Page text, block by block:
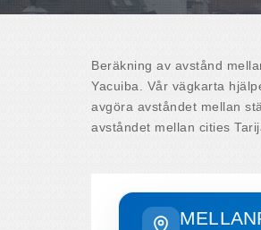
Beräkning av avstånd
Yacuiba. Vår vägkarta
avgöra avståndet mellan
avståndet mellan cities